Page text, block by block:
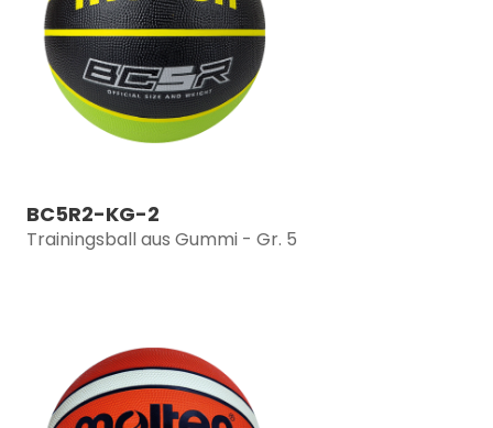
BC5R2-KG-2
Trainingsball aus Gummi - Gr. 5